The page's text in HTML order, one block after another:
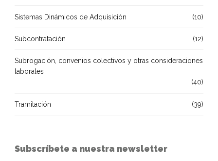
Sistemas Dinámicos de Adquisición (10)
Subcontratación (12)
Subrogación, convenios colectivos y otras consideraciones
laborales
(40)
Tramitación (39)
Subscríbete a nuestra newsletter